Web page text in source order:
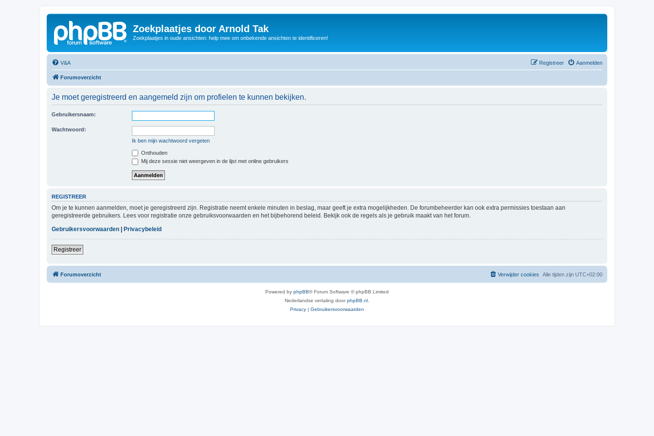
Zoekplaatjes door Arnold Tak
Zoekplaatjes in oude ansichten: help mee om onbekende ansichten te identificeren!
V&A Aanmelden
Registreer
Forumoverzicht
Je moet geregistreerd en aangemeld zijn om profielen te kunnen bekijken.
Gebruikersnaam:
Wachtwoord:
Ik ben mijn wachtwoord vergeten
Onthouden
Mij deze sessie niet weergeven in de lijst met online gebruikers
REGISTREER
Om je te kunnen aanmelden, moet je geregistreerd zijn. Registratie neemt enkele minuten in beslag, maar geeft je extra mogelijkheden. De forumbeheerder kan ook extra permissies toestaan aan
geregistreerde gebruikers. Lees voor registratie onze gebruiksvoorwaarden en het bijbehorend beleid. Bekijk ook de regels als je gebruik maakt van het forum.
Gebruikersvoorwaarden
Privacybeleid
Registreer
Forumoverzicht Alle tijden zijn UTC+02:00
Verwijder cookies
Powered by phpBB® Forum Software © phpBB Limited
Nederlandse vertaling doorphpBB.nl.
Privacy | Gebruikersvoorwaarden